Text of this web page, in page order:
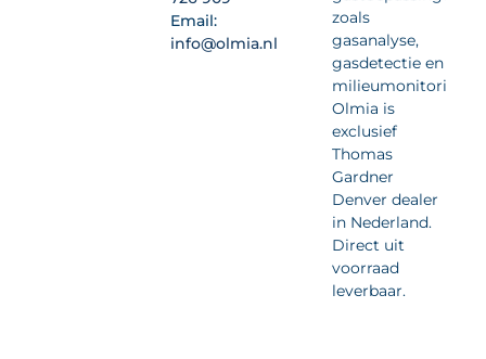
Email:
info@olmia.nl
zoals
gasanalyse,
gasdetectie en
milieumonitoring.
Olmia is
exclusief
Thomas
Gardner
Denver dealer
in Nederland.
Direct uit
voorraad
leverbaar.